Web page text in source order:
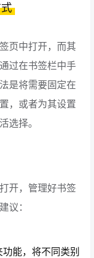
页中打开，而其
过在书签栏中手
是将需要固定在
，或者为其设置
选择。
开，管理好书签
议：
能，将不同类别